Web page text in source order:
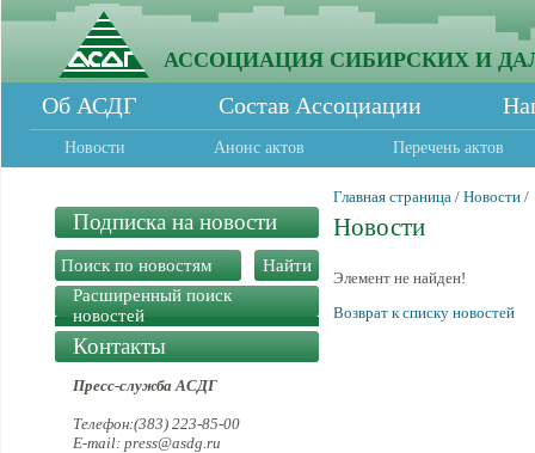
АССОЦИАЦИЯ СИБИРСКИХ И
Об АСДГ Состав Ассоциации
Новости Анонс актов Перечень актов
Подписка на новости
Расширенный поиск
новостей
Контакты
Пресс-служба АСДГ
Телефон:(383) 223-85-00
E-mail: press@asdg.ru
Главная страница / Новости /
Новости
Элемент не найден!
Возврат к списку новостей